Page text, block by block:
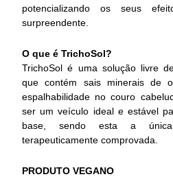
potencializando os seus
surpreendente.
O que é TrichoSol?
TrichoSol é uma solução livre
que contém sais minerais de
espalhabilidade no couro
ser um veículo ideal e estável
base, sendo esta a
terapeuticamente comprovada.
PRODUTO VEGANO